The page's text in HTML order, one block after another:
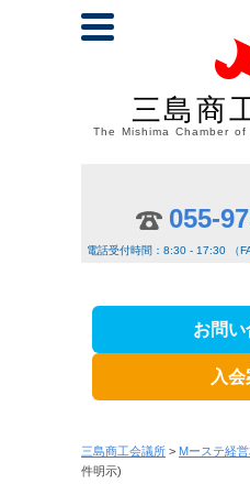
三島商
The Mishima Chamber
055-
電話受付時間：8:30 - 17:30 （
お問
入
三島商工会議所 > Mーステ経
件明示)